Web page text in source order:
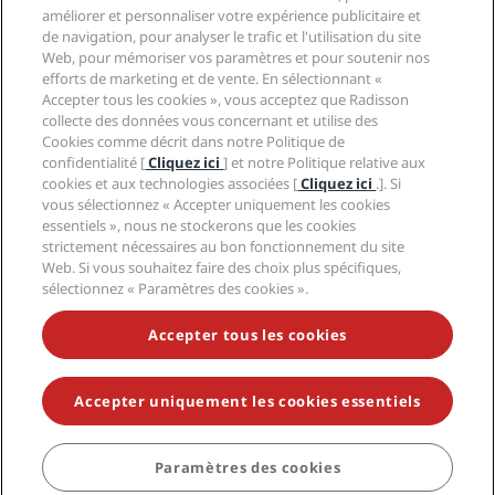
Hôtels adaptés aux Familles
Santé et sécurité
Carrières PPHE
Carrières EHL
The Club by RHG
Opportunités de développement
Entreprise responsable
Approvisionnement
Centre de confidentialité
Mentions légales
Conditions générales Radisson Rewards
Contrat d’utilisation du site
Accessibilité numérique
Déclaration sur l’esclavage moderne
Aide
Avis aux consommateurs
Contact
FAQ
Plan du site
Médias sociaux
Marques Radisson Hotels
NE MANQUEZ AUCUNE DE NOS OFFRES LES PLUS
POPULAIRES
© 2026 Radisson Hotel Group.Tous droits réservés. RHG Radisson
Hotel Group, Radisson, Radisson RED, Radisson Blu, Radisson Collection,
Radisson Individuals, Park Plaza, Park Inn, Country Inn & Suites, Prize by
Radisson, Radisson Rewards, et Radisson Meetings sont des marques
déposées de Radisson Hotel Group.
améliorer et personnaliser votre expérience publicitaire et
de navigation, pour analyser le trafic et l'utilisation du site
Web, pour mémoriser vos paramètres et pour soutenir nos
efforts de marketing et de vente. En sélectionnant «
Accepter tous les cookies », vous acceptez que Radisson
collecte des données vous concernant et utilise des
Cookies comme décrit dans notre Politique de
confidentialité [Cliquez ici] et notre Politique relative aux
cookies et aux technologies associées [Cliquez ici .]. Si
vous sélectionnez « Accepter uniquement les cookies
essentiels », nous ne stockerons que les cookies
strictement nécessaires au bon fonctionnement du site
Web. Si vous souhaitez faire des choix plus spécifiques,
sélectionnez « Paramètres des cookies ».
Accepter tous les cookies
Accepter uniquement les cookies essentiels
Paramètres des cookies